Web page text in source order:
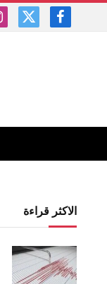
فيسبوكX
الاكثر قراءة